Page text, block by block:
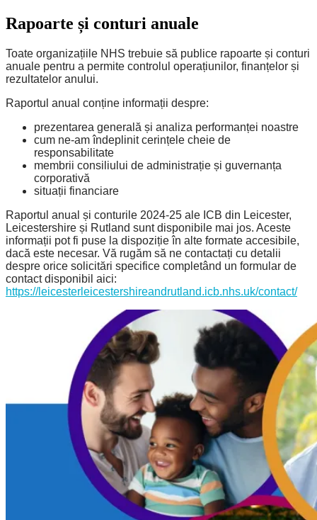
Rapoarte și conturi anuale
Toate organizațiile NHS trebuie să publice rapoarte și conturi
anuale pentru a permite controlul operațiunilor, finanțelor și
rezultatelor anului.
Raportul anual conține informații despre:
prezentarea generală și analiza performanței noastre
cum ne-am îndeplinit cerințele cheie de
responsabilitate
membrii consiliului de administrație și guvernanța
corporativă
situații financiare
Raportul anual și conturile 2024-25 ale ICB din Leicester,
Leicestershire și Rutland sunt disponibile mai jos. Aceste
informații pot fi puse la dispoziție în alte formate accesibile,
dacă este necesar. Vă rugăm să ne contactați cu detalii
despre orice solicitări specifice completând un formular de
contact disponibil aici:
https://leicesterleicestershireandrutland.icb.nhs.uk/contact/